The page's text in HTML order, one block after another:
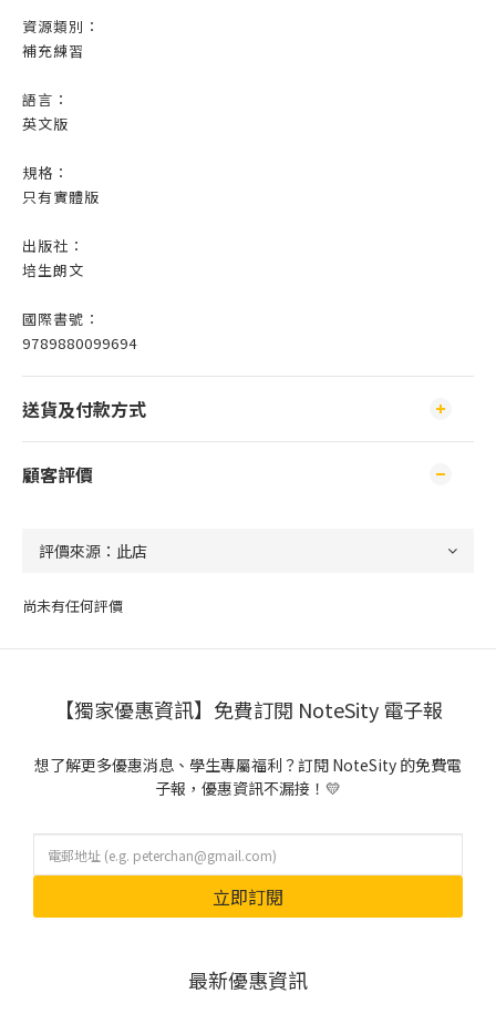
資源類別：
補充練習
語言：
英文版
規格：
只有實體版
出版社：
培生朗文
國際書號：
9789880099694
送貨及付款方式
顧客評價
尚未有任何評價
【獨家優惠資訊】免費訂閱 NoteSity 電子報
想了解更多優惠消息、學生專屬福利？訂閱 NoteSity 的免費電
子報，優惠資訊不漏接！💛
立即訂閱
最新優惠資訊